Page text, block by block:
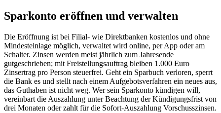
Sparkonto eröffnen und verwalten
Die Eröffnung ist bei Filial- wie Direktbanken kostenlos und ohne
Mindesteinlage möglich, verwaltet wird online, per App oder am
Schalter. Zinsen werden meist jährlich zum Jahresende
gutgeschrieben; mit Freistellungsauftrag bleiben 1.000 Euro
Zinsertrag pro Person steuerfrei. Geht ein Sparbuch verloren, sperrt
die Bank es und stellt nach einem Aufgebotsverfahren ein neues aus,
das Guthaben ist nicht weg. Wer sein Sparkonto kündigen will,
vereinbart die Auszahlung unter Beachtung der Kündigungsfrist von
drei Monaten oder zahlt für die Sofort-Auszahlung Vorschusszinsen.